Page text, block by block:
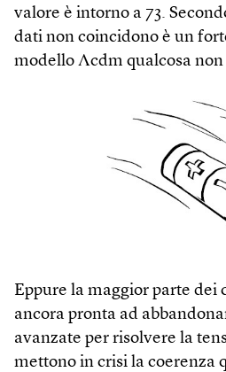
valore è intorno a 73.
dati non coincidono è un
modello Λcdm qualcosa
Eppure la maggior parte dei
ancora pronta ad
avanzate per risolvere la
mettono in crisi la coerenza